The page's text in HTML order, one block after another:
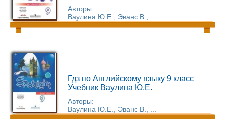
Авторы:
Ваулина Ю.Е., Эванс В., ...
Гдз по Английскому языку 9 класс
Учебник Ваулина Ю.Е.
Авторы:
Ваулина Ю.Е., Эванс В., ...